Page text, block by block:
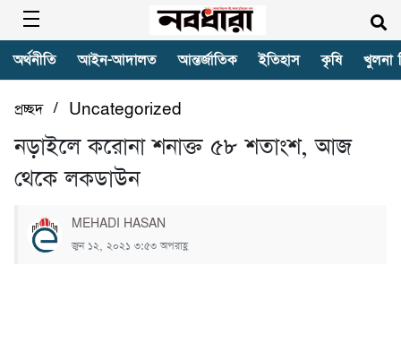
অর্থনীতি আইন-আদালত আন্তর্জাতিক ইতিহাস কৃষি খুলনা
প্রচ্ছদ/ Uncategorized
নড়াইলে করোনা শনাক্ত ৫৮ শতাংশ, আজ
থেকে লকডাউন
MEHADI HASAN
জুন ১২, ২০২১ ৩:৫৩ অপরাহ্ণ